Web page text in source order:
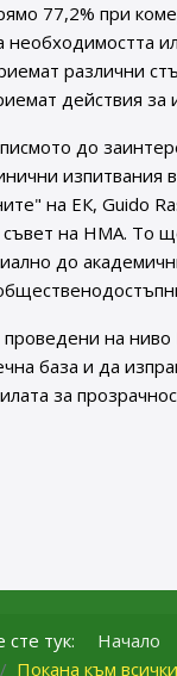
77,2% при
необходимостта
различни
действия за
до
изпитвания
на ЕК, Guido
на НМА. То
до
на
база и да
за
ДО
сте тук: Начало
Покана към